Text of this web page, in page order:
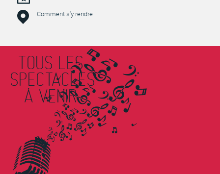
Comment s'y rendre
TOUS LES
SPECTACLES
À VENIR